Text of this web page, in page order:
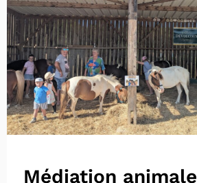
Médiation animale